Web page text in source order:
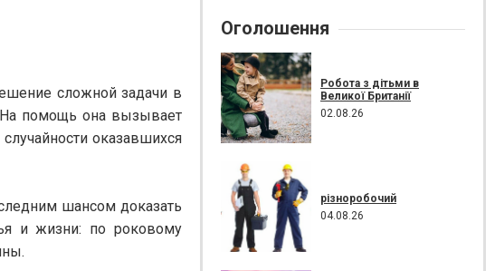
сложной задачи в
На помощь она вызывает
оказавшихся
шансом доказать
и жизни: по роковому
Оголошення
Робота з дітьми в
Великої Британії
02.08.26
різноробочий
04.08.26